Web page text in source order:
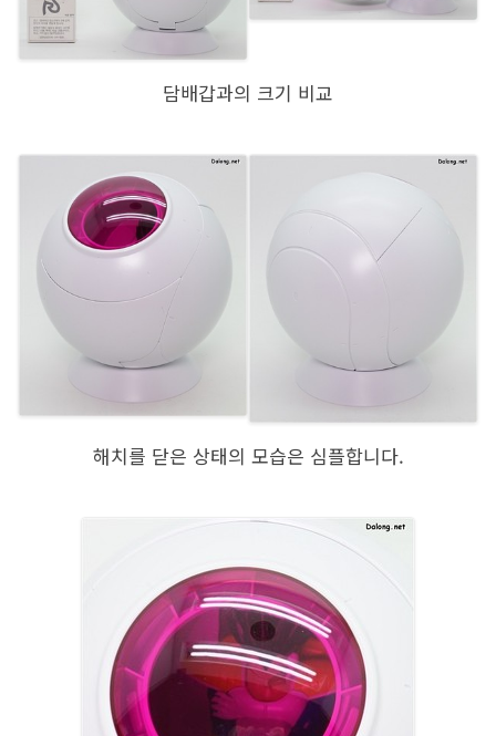
담배갑과의 크기 비교
해치를 닫은 상태의 모습은 심플합니다.